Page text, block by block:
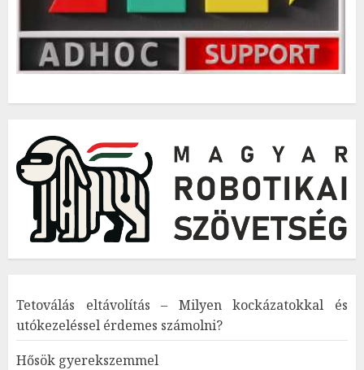
Tetoválás eltávolítás – Milyen kockázatokkal és
utókezeléssel érdemes számolni?
Hősök gyerekszemmel